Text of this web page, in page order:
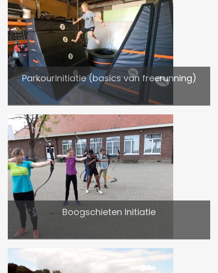
Parkourinitiatie (basics van freerunning)
Boogschieten Initiatie